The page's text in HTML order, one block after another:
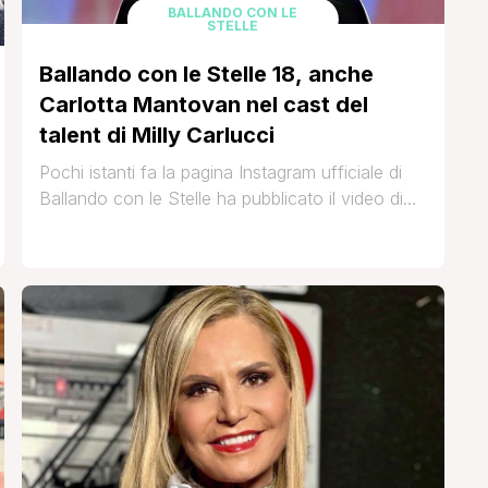
BALLANDO CON LE
STELLE
Ballando con le Stelle 18, anche
Carlotta Mantovan nel cast del
talent di Milly Carlucci
Pochi istanti fa la pagina Instagram ufficiale di
Ballando con le Stelle ha pubblicato il video di
conduttore, il compianto Fabrizio Frizzi: È
Carlotta Mantovan la quarta concorrente
ufficiale di Ballando con le Stelle [']